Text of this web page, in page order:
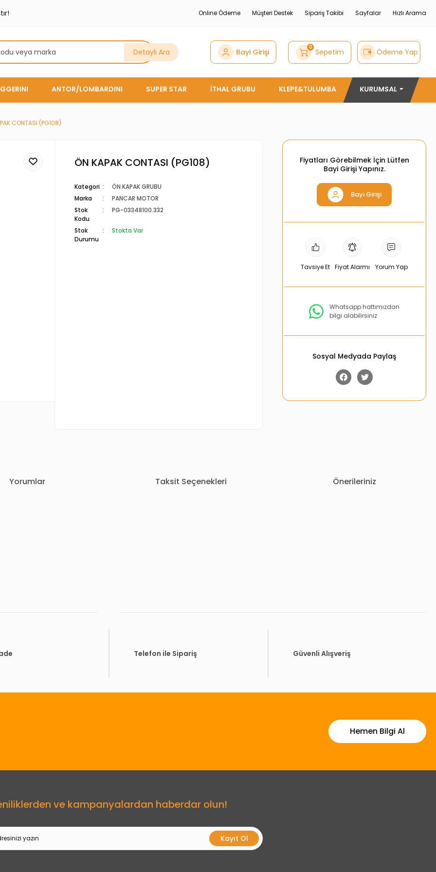
Online Ödeme Müşteri Destek Sipariş Takibi Sayfalar Hızlı Arama
Detaylı Ara Bayi Girişi 0 Sepetim Ödeme Yap
ANTOR/LOMBARDINI SUPER STAR İTHAL GRUBU KLEPE&TULUMBA KURUMSAL
CONTASI (PG108)
ÖN KAPAK CONTASI (PG108)
Kategori
ÖN KAPAK GRUBU
Marka
PANCAR MOTOR
Stok
Kodu
PG-03348100.332
Stok
Durumu
Stokta Var
Fiyatları Görebilmek İçin Lütfen
Bayi Girişi Yapınız.
Bayi Girişi
Tavsiye Et Fiyat Alarmı Yorum Yap
Whatsapp hattımızdan
bilgi alabilirsiniz
Sosyal Medyada Paylaş
Yorumlar Taksit Seçenekleri Önerileriniz
Gönder
Telefon ile Sipariş Güvenli Alışveriş
Hemen Bilgi Al
ve kampanyalardan haberdar olun!
Kayıt Ol